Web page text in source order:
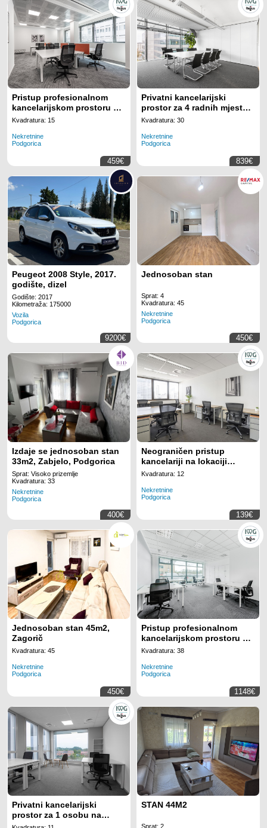
Pristup profesionalnom
kancelarijskom prostoru sa
svim uključenim sadržajima
lokaciji Regus Business
Tower Montenegro
Kvadratura: 15
Nekretnine
Podgorica
459€
Privatni kancelarijski
prostor za 4 radnih mjesta
na lokaciji Regus Business
Kvadratura: 30
Nekretnine
Podgorica
839€
Peugeot 2008 Style, 2017.
godište, dizel
Godište: 2017
Kilometraža: 175000
Vozila
Podgorica
9200€
Jednosoban stan
Sprat: 4
Kvadratura: 45
Nekretnine
Podgorica
450€
Izdaje se jednosoban stan
33m2, Zabjelo, Podgorica
Sprat: Visoko prizemlje
Kvadratura: 33
Nekretnine
Podgorica
400€
Neograničen pristup
kancelariji na lokaciji
Regus Business Tower
Kvadratura: 12
Nekretnine
Podgorica
139€
Jednosoban stan 45m2,
Zagorič
Kvadratura: 45
Nekretnine
Podgorica
450€
Pristup profesionalnom
kancelarijskom prostoru sa
svim uključenim sadržajima
Regus Business Tower
Montenegro
Kvadratura: 38
Nekretnine
Podgorica
1148€
Privatni kancelarijski
prostor za 1 osobu na
lokaciji Regus Business
STAN 44M2
Sprat: 2